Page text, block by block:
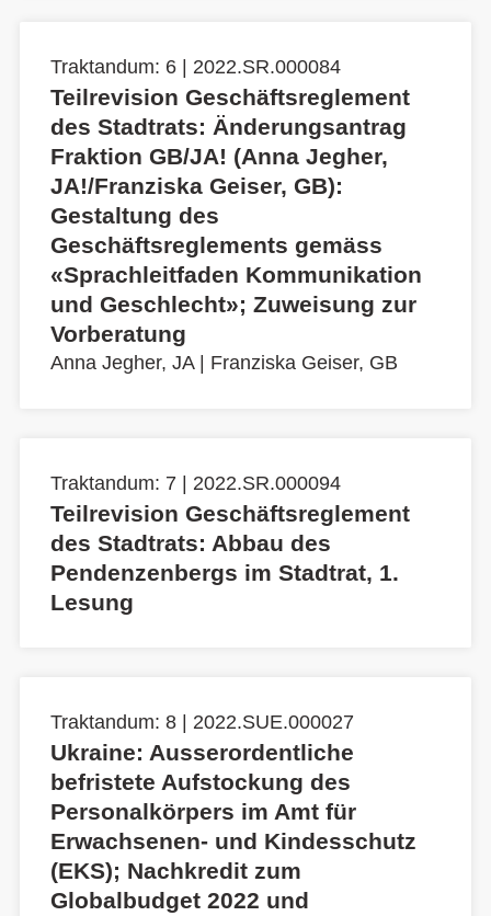
Traktandum: 6 | 2022.SR.000084
Teilrevision Geschäftsreglement
des Stadtrats: Änderungsantrag
Fraktion GB/JA! (Anna Jegher,
JA!/Franziska Geiser, GB):
Gestaltung des
Geschäftsreglements gemäss
«Sprachleitfaden Kommunikation
und Geschlecht»; Zuweisung zur
Vorberatung
Anna Jegher, JA| Franziska Geiser, GB
Traktandum: 7 | 2022.SR.000094
Teilrevision Geschäftsreglement
des Stadtrats: Abbau des
Pendenzenbergs im Stadtrat, 1.
Lesung
Traktandum: 8 | 2022.SUE.000027
Ukraine: Ausserordentliche
befristete Aufstockung des
Personalkörpers im Amt für
Erwachsenen- und Kindesschutz
(EKS); Nachkredit zum
Globalbudget 2022 und